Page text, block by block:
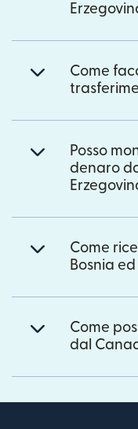
Come
Posso
denaro
Come
Bosnia
Come
dal